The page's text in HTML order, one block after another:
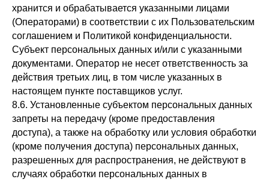
хранится и обрабатывается указанными лицами
(Операторами) в соответствии с их Пользовательским
соглашением и Политикой конфиденциальности.
Субъект персональных данных и/или с указанными
документами. Оператор не несет ответственность за
действия третьих лиц, в том числе указанных в
настоящем пункте поставщиков услуг.
8.6. Установленные субъектом персональных данных
запреты на передачу (кроме предоставления
доступа), а также на обработку или условия обработки
(кроме получения доступа) персональных данных,
разрешенных для распространения, не действуют в
случаях обработки персональных данных в